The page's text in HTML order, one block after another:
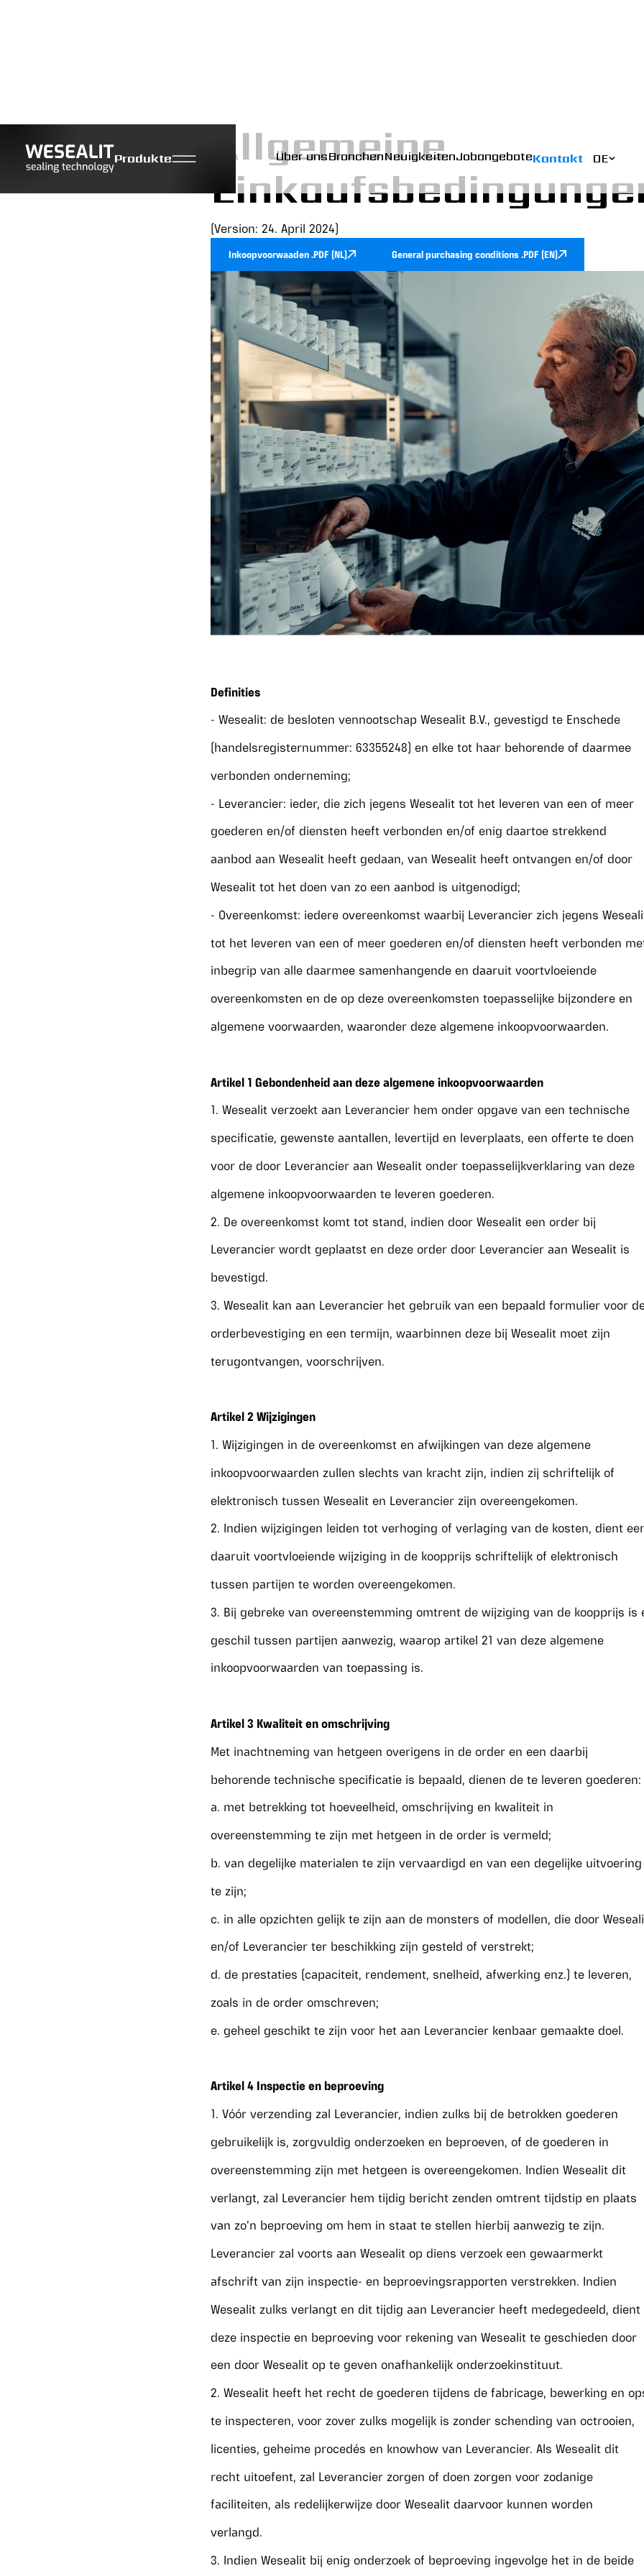
Produkte Über unsBranchenNeuigkeitenJobangeboteKontakt DE
Allgemeine
(Version: 24. April 2024)
Inkoopvoorwaaden .PDF (NL) General purchasing conditions .PDF (EN)
Definities
- Wesealit: de besloten vennootschap Wesealit B.V., gevestigd te Enschede
(handelsregisternummer: 63355248) en elke tot haar behorende of daarmee
verbonden onderneming;
- Leverancier: ieder, die zich jegens Wesealit tot het leveren van een of meer
goederen en/of diensten heeft verbonden en/of enig daartoe strekkend
aanbod aan Wesealit heeft gedaan, van Wesealit heeft ontvangen en/of door
Wesealit tot het doen van zo een aanbod is uitgenodigd;
- Overeenkomst: iedere overeenkomst waarbij Leverancier zich jegens
tot het leveren van een of meer goederen en/of diensten heeft verbonden
inbegrip van alle daarmee samenhangende en daaruit voortvloeiende
overeenkomsten en de op deze overeenkomsten toepasselijke bijzondere en
algemene voorwaarden, waaronder deze algemene inkoopvoorwaarden.
Artikel 1 Gebondenheid aan deze algemene inkoopvoorwaarden
1. Wesealit verzoekt aan Leverancier hem onder opgave van een technische
specificatie, gewenste aantallen, levertijd en leverplaats, een offerte te doen
voor de door Leverancier aan Wesealit onder toepasselijkverklaring van deze
algemene inkoopvoorwaarden te leveren goederen.
2. De overeenkomst komt tot stand, indien door Wesealit een order bij
Leverancier wordt geplaatst en deze order door Leverancier aan Wesealit is
bevestigd.
3. Wesealit kan aan Leverancier het gebruik van een bepaald formulier voor
orderbevestiging en een termijn, waarbinnen deze bij Wesealit moet zijn
terugontvangen, voorschrijven.
Artikel 2 Wijzigingen
1. Wijzigingen in de overeenkomst en afwijkingen van deze algemene
inkoopvoorwaarden zullen slechts van kracht zijn, indien zij schriftelijk of
elektronisch tussen Wesealit en Leverancier zijn overeengekomen.
2. Indien wijzigingen leiden tot verhoging of verlaging van de kosten, dient
daaruit voortvloeiende wijziging in de koopprijs schriftelijk of elektronisch
tussen partijen te worden overeengekomen.
3. Bij gebreke van overeenstemming omtrent de wijziging van de koopprijs is
geschil tussen partijen aanwezig, waarop artikel 21 van deze algemene
inkoopvoorwaarden van toepassing is.
Artikel 3 Kwaliteit en omschrijving
Met inachtneming van hetgeen overigens in de order en een daarbij
behorende technische specificatie is bepaald, dienen de te leveren goederen:
a. met betrekking tot hoeveelheid, omschrijving en kwaliteit in
overeenstemming te zijn met hetgeen in de order is vermeld;
b. van degelijke materialen te zijn vervaardigd en van een degelijke uitvoering
te zijn;
c. in alle opzichten gelijk te zijn aan de monsters of modellen, die door
en/of Leverancier ter beschikking zijn gesteld of verstrekt;
d. de prestaties (capaciteit, rendement, snelheid, afwerking enz.) te leveren,
zoals in de order omschreven;
e. geheel geschikt te zijn voor het aan Leverancier kenbaar gemaakte doel.
Artikel 4 Inspectie en beproeving
1. Vóór verzending zal Leverancier, indien zulks bij de betrokken goederen
gebruikelijk is, zorgvuldig onderzoeken en beproeven, of de goederen in
overeenstemming zijn met hetgeen is overeengekomen. Indien Wesealit dit
verlangt, zal Leverancier hem tijdig bericht zenden omtrent tijdstip en plaats
van zo'n beproeving om hem in staat te stellen hierbij aanwezig te zijn.
Leverancier zal voorts aan Wesealit op diens verzoek een gewaarmerkt
afschrift van zijn inspectie- en beproevingsrapporten verstrekken. Indien
Wesealit zulks verlangt en dit tijdig aan Leverancier heeft medegedeeld, dient
deze inspectie en beproeving voor rekening van Wesealit te geschieden door
een door Wesealit op te geven onafhankelijk onderzoekinstituut.
2. Wesealit heeft het recht de goederen tijdens de fabricage, bewerking en
te inspecteren, voor zover zulks mogelijk is zonder schending van octrooien,
licenties, geheime procedés en knowhow van Leverancier. Als Wesealit dit
recht uitoefent, zal Leverancier zorgen of doen zorgen voor zodanige
faciliteiten, als redelijkerwijze door Wesealit daarvoor kunnen worden
verlangd.
3. Indien Wesealit bij enig onderzoek of beproeving ingevolge het in de beide